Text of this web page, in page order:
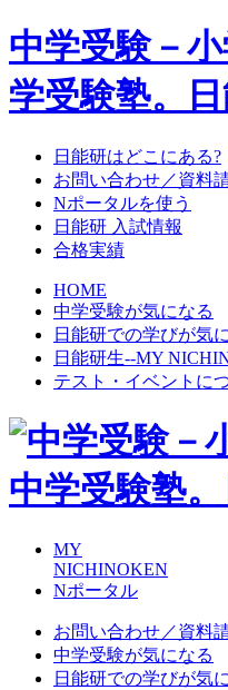
中学受験－
学受験塾。
日能研はどこにある?
お問い合わせ／資料
Nポータルを使う
日能研 入試情報
合格実績
HOME
中学受験が気になる
日能研での学びが気
日能研生--MY
テスト・イベントに
MY
NICHINOKEN
Nポータル
お問い合わせ／資料
中学受験が気になる
日能研での学びが気